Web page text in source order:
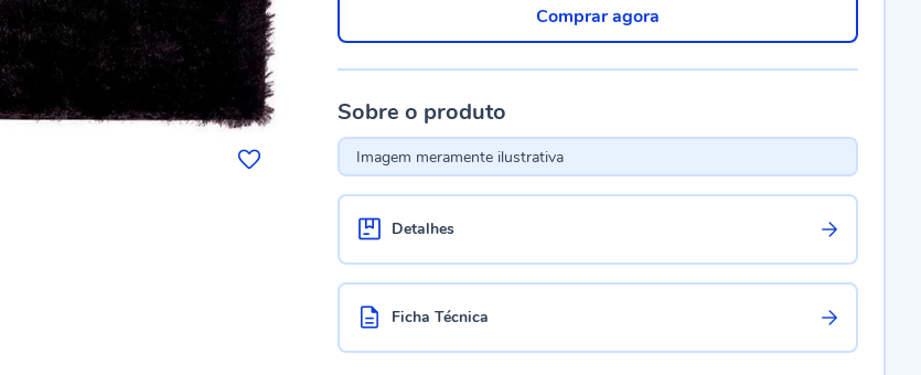
Comprar agora
Sobre o produto
Imagem meramente ilustrativa
Detalhes
Ficha Técnica